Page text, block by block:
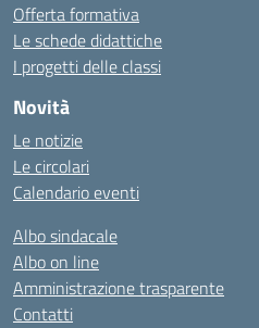
Offerta formativa
Le schede didattiche
I progetti delle classi
Novità
Le notizie
Le circolari
Calendario eventi
Albo sindacale
Albo on line
Amministrazione trasparente
Contatti